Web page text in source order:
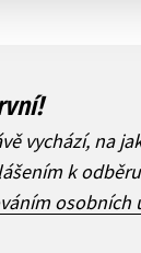
vychází, na
k
osobních